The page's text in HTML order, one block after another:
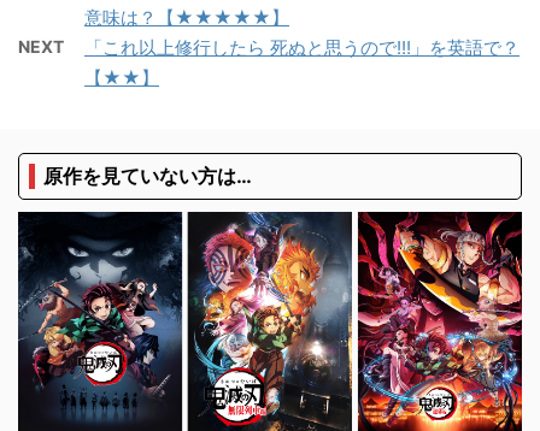
意味は？【★★★★★】
NEXT
「これ以上修行したら 死ぬと思うので!!!」を英語で？
【★★】
原作を見ていない方は…